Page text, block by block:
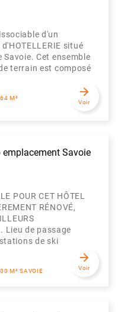
d'un
situé
Cet ensemble
terrain est composé
M²
arrow_forward
Voir
Savoie
POUR CET HÔTEL
RÉNOVÉ,
Lieu de passage
de ski
M² SAVOIE
arrow_forward
Voir